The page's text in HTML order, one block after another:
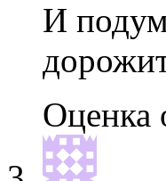
И
Оценка